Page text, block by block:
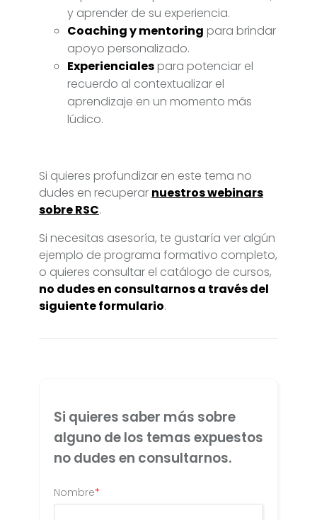
y aprender de su experiencia.
Coaching y mentoring para brindar
apoyo personalizado.
Experiencialespara potenciar el
recuerdo al contextualizar el
aprendizaje en un momento más
lúdico.
Si quieres profundizar en este tema no
dudes en recuperar nuestros webinars
sobre RSC.
Si necesitas asesoría, te gustaría ver algún
ejemplo de programa formativo completo,
o quieres consultar el catálogo de cursos,
no dudes en consultarnos a través del
siguiente formulario.
Si quieres saber más sobre
alguno de los temas expuestos
no dudes en consultarnos.
Nombre*